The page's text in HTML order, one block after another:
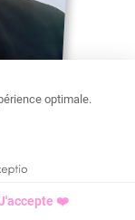
optimale.
❤️